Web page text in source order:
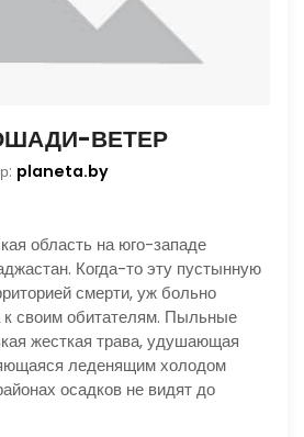
ВЕТЕР
planeta.by
область на юго-западе
Когда-то эту пустынную
смерти, уж больно
своим обитателям. Пыльные
жесткая трава, удушающая
леденящим холодом
осадков не видят до